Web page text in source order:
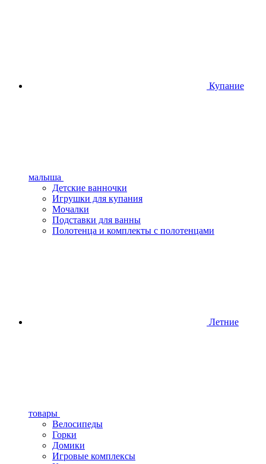
Купание
малыша
Детские ванночки
Игрушки для купания
Мочалки
Подставки для ванны
Полотенца и комплекты с полотенцами
Летние
товары
Велосипеды
Горки
Домики
Игровые комплексы